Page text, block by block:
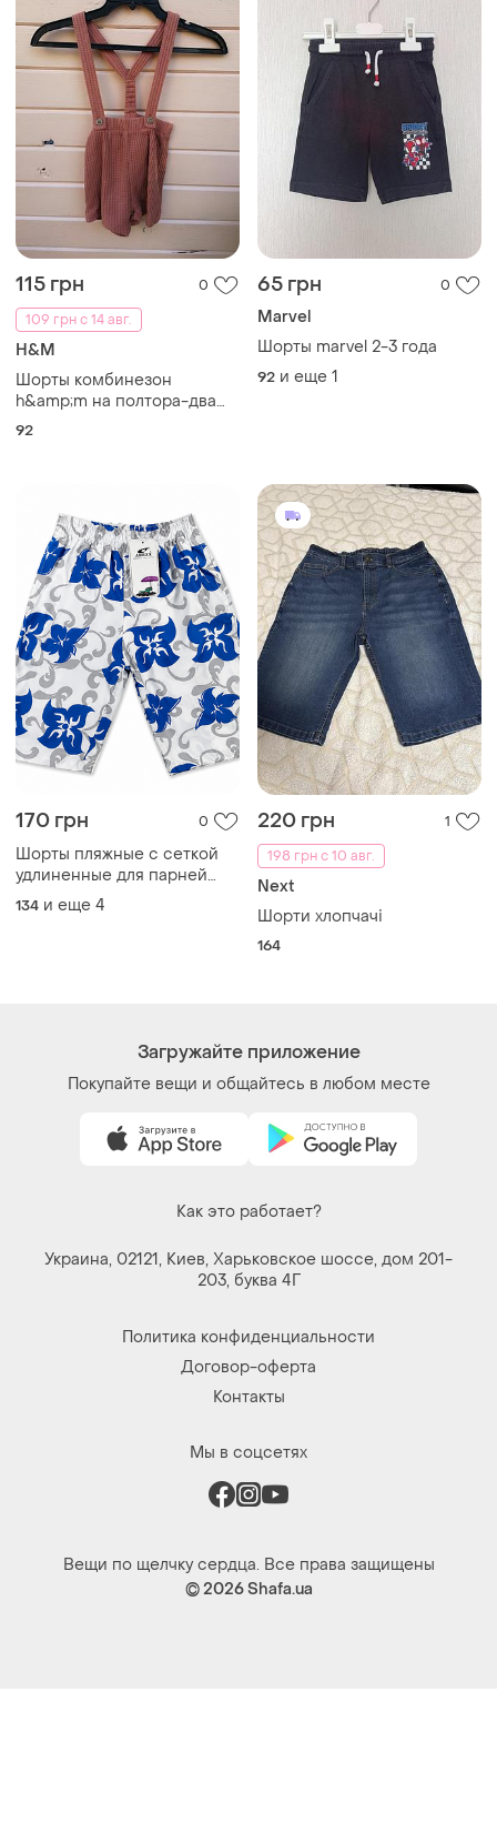
115 грн
0
109 грн с 14 авг.
H&M
Шорты комбинезон
h&amp;m на полтора-два
года 92 см
92
65 грн 0
Marvel
Шорты marvel 2-3 года
92 и еще 1
170 грн 0
Шорты пляжные с сеткой
удлиненные для парней
134-164
134 и еще 4
220 грн
1
198 грн с 10 авг.
Next
Шорти хлопчачі
164
Загружайте приложение
Покупайте вещи и общайтесь в любом месте
Как это работает?
Украина, 02121, Киев, Харьковское шоссе, дом 201-
203, буква 4Г
Политика конфиденциальности
Договор-оферта
Контакты
Мы в соцсетях
Вещи по щелчку сердца. Все права защищены
© 2026Shafa.ua